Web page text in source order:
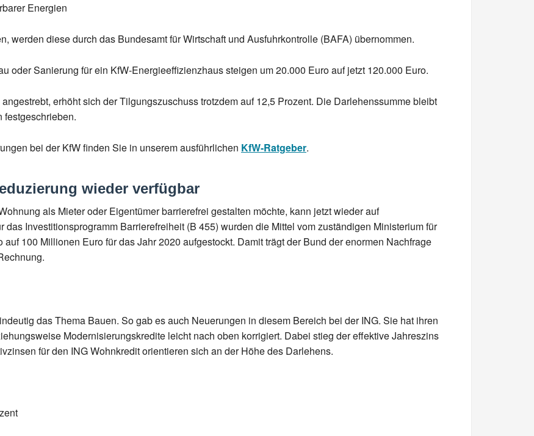
Energien
werden diese durch das Bundesamt für Wirtschaft und Ausfuhrkontrolle (BAFA) übernommen.
oder Sanierung für ein KfW-Energieeffizienzhaus steigen um 20.000 Euro auf jetzt 120.000 Euro.
erhöht sich der Tilgungszuschuss trotzdem auf 12,5 Prozent. Die Darlehenssumme bleibt
festgeschrieben.
bei der KfW finden Sie in unserem ausführlichen KfW-Ratgeber.
wieder verfügbar
als Mieter oder Eigentümer barrierefrei gestalten möchte, kann jetzt wieder auf
Investitionsprogramm Barrierefreiheit (B 455) wurden die Mittel vom zuständigen Ministerium für
100 Millionen Euro für das Jahr 2020 aufgestockt. Damit trägt der Bund der enormen Nachfrage
das Thema Bauen. So gab es auch Neuerungen in diesem Bereich bei der ING. Sie hat ihren
Modernisierungskredite leicht nach oben korrigiert. Dabei stieg der effektive Jahreszins
für den ING Wohnkredit orientieren sich an der Höhe des Darlehens.